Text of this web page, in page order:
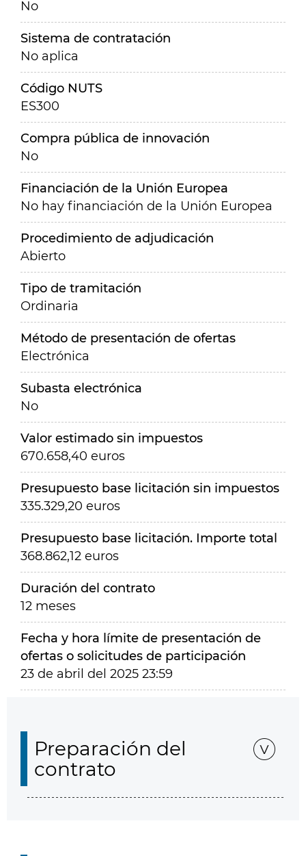
No
Sistema de contratación
No aplica
Código NUTS
ES300
Compra pública de innovación
No
Financiación de la Unión Europea
No hay financiación de la Unión Europea
Procedimiento de adjudicación
Abierto
Tipo de tramitación
Ordinaria
Método de presentación de ofertas
Electrónica
Subasta electrónica
No
Valor estimado sin impuestos
670.658,40 euros
Presupuesto base licitación sin impuestos
335.329,20 euros
Presupuesto base licitación. Importe total
368.862,12 euros
Duración del contrato
12 meses
Fecha y hora límite de presentación de
ofertas o solicitudes de participación
23 de abril del 2025 23:59
Preparación del
contrato